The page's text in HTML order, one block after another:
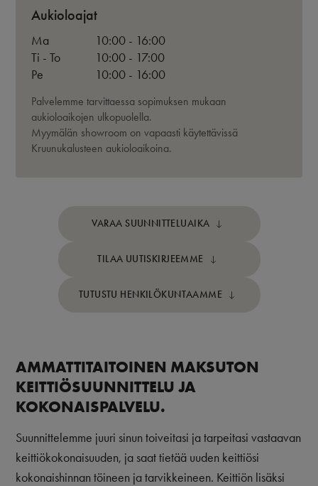
Aukioloajat
Ma
10:00 - 16:00
Ti - To
10:00 - 17:00
Pe
10:00 - 16:00
Palvelemme tarvittaessa sopimuksen mukaan
aukioloaikojen ulkopuolella.
Myymälän showroom on vapaasti käytettävissä
Kruunukalusteen aukioloaikoina.
VARAA SUUNNITTELUAIKA
TILAA UUTISKIRJEEMME
TUTUSTU HENKILÖKUNTAAMME
AMMATTITAITOINEN MAKSUTON
KEITTIÖSUUNNITTELU JA
KOKONAISPALVELU.
Suunnittelemme juuri sinun toiveitasi ja tarpeitasi vastaavan
keittiökokonaisuuden, ja saat tietää uuden keittiösi
kokonaishinnan töineen ja tarvikkeineen. Keittiön lisäksi